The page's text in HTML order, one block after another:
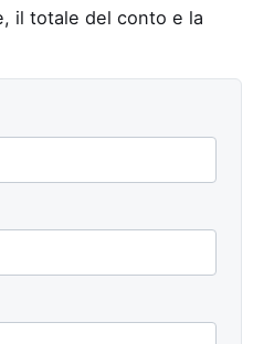
il totale del conto e la